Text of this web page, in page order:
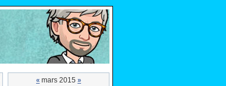
« mars 2015 »